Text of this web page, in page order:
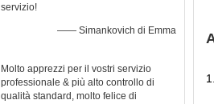
servizio!
—— Simankovich di Emma
Molto apprezzi per il vostri servizio
professionale & più alto controllo di
qualità standard, molto felice di